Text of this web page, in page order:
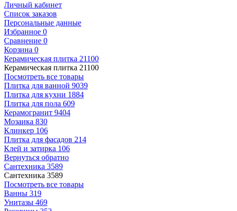
Личный кабинет
Список заказов
Персональные данные
Избранное 0
Сравнение 0
Корзина 0
Керамическая плитка 21100
Керамическая плитка 21100
Посмотреть все товары
Плитка для ванной 9039
Плитка для кухни 1884
Плитка для пола 609
Керамогранит 9404
Мозаика 830
Клинкер 106
Плитка для фасадов 214
Клей и затирка 106
Вернуться обратно
Сантехника 3589
Сантехника 3589
Посмотреть все товары
Ванны 319
Унитазы 469